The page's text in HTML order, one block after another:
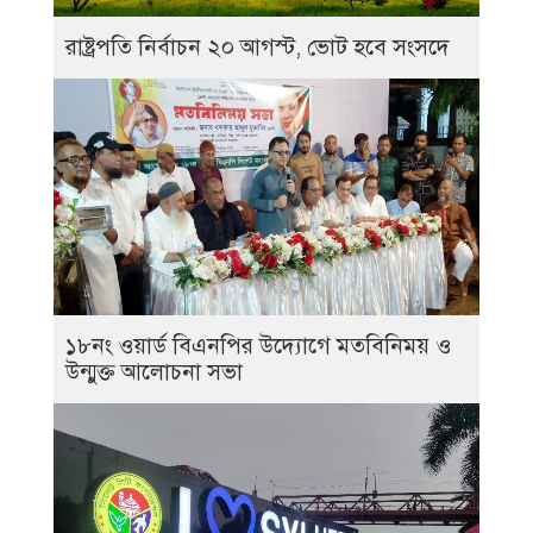
রাষ্ট্রপতি নির্বাচন ২০ আগস্ট, ভোট হবে সংসদে
১৮নং ওয়ার্ড বিএনপির উদ্যোগে মতবিনিময় ও
উন্মুক্ত আলোচনা সভা